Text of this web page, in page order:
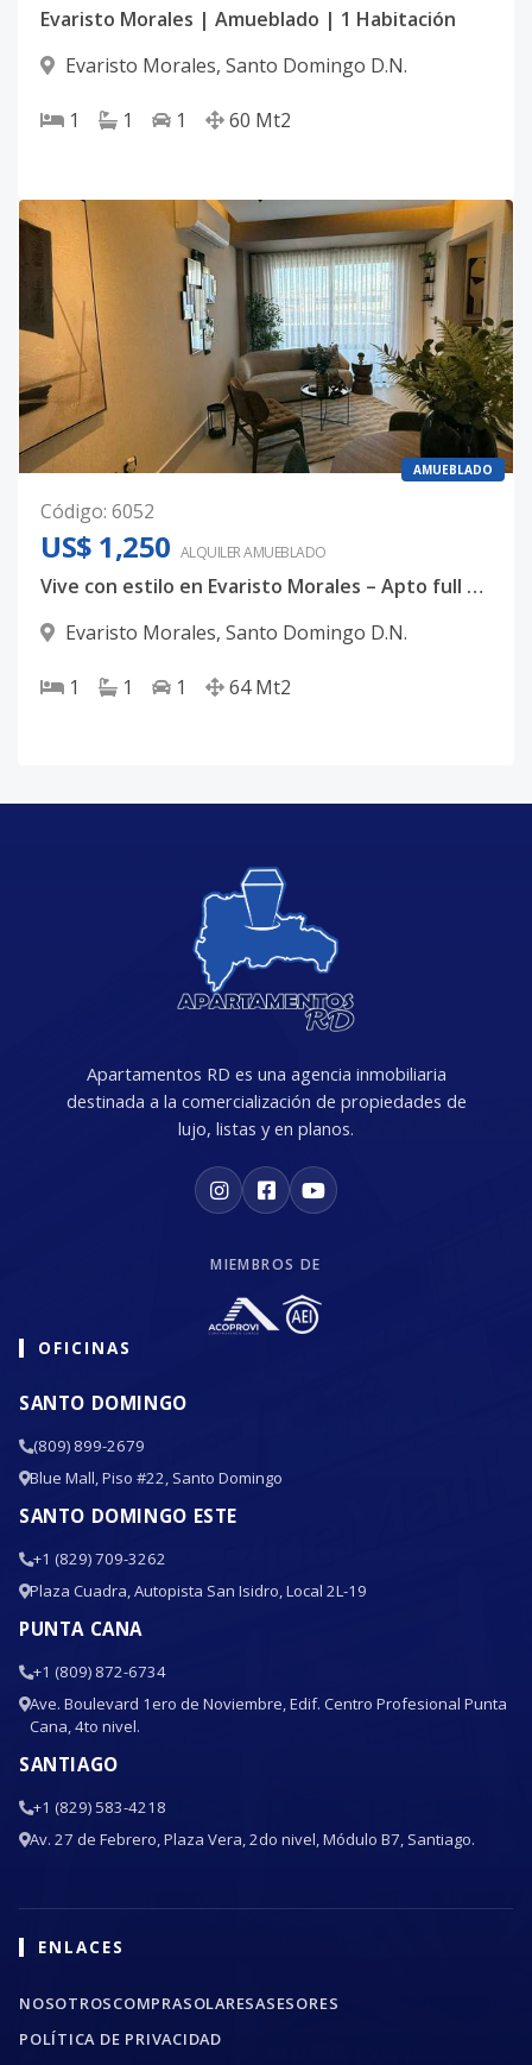
Evaristo Morales | Amueblado | 1 Habitación
Evaristo Morales, Santo Domingo D.N.
1 1 1 60 Mt2
AMUEBLADO
Código: 6052
US$ 1,250 ALQUILERAMUEBLADO
Vive con estilo en Evaristo Morales – Apto full amueblado
Evaristo Morales, Santo Domingo D.N.
1 1 1 64 Mt2
Apartamentos RD es una agencia inmobiliaria
destinada a la comercialización de propiedades de
lujo, listas y en planos.
MIEMBROS DE
OFICINAS
SANTO DOMINGO
(809) 899-2679
Blue Mall, Piso #22, Santo Domingo
SANTO DOMINGO ESTE
+1 (829) 709-3262
Plaza Cuadra, Autopista San Isidro, Local 2L-19
PUNTA CANA
+1 (809) 872-6734
Ave. Boulevard 1ero de Noviembre, Edif. Centro Profesional Punta
Cana, 4to nivel.
SANTIAGO
+1 (829) 583-4218
Av. 27 de Febrero, Plaza Vera, 2do nivel, Módulo B7, Santiago.
ENLACES
NOSOTROSCOMPRASOLARESASESORES
POLÍTICA DE PRIVACIDAD